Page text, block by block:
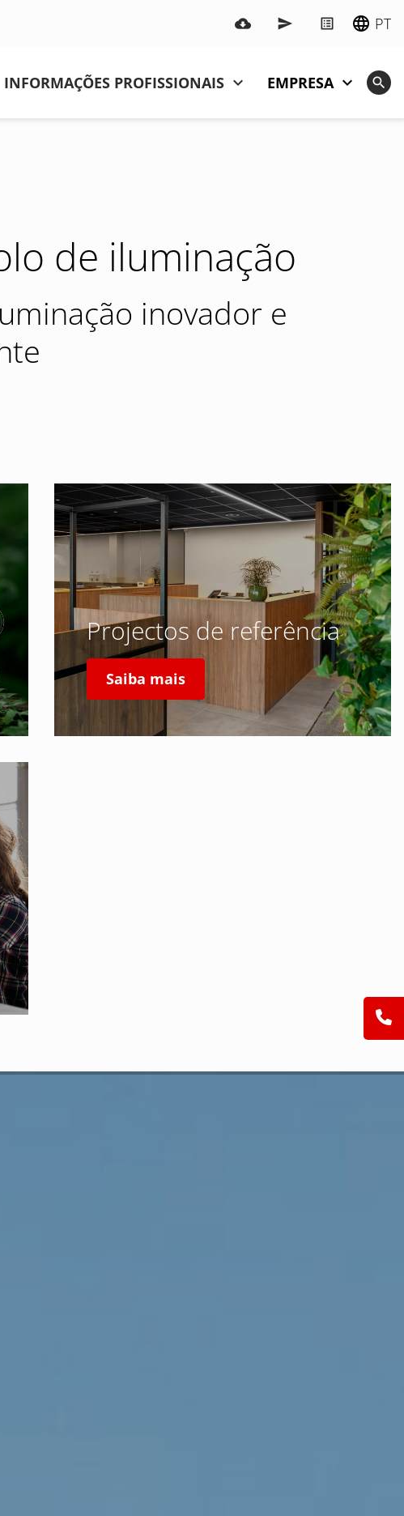
PT
INFORMAÇÕES PROFISSIONAIS EMPRESA
de iluminação
inovador e
Projectos de referência
Saiba mais